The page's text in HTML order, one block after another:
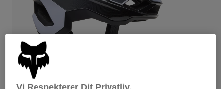
Bukser
Shorts
Jakker
Bukser
Handsker
Jakker
Protections
Skjorter
Women
Goggles
Socks
Se alle